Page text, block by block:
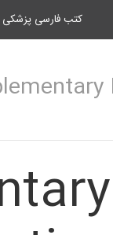
کتب فارسی پزشکی